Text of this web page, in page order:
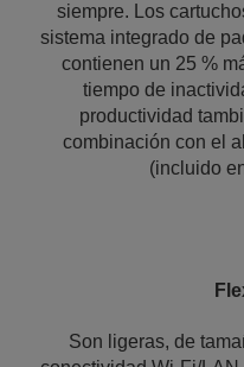
siempre. Los
sistema integrado de
contienen un 25 %
tiempo de
productividad
combinación con el
(incluido
Son ligeras, de